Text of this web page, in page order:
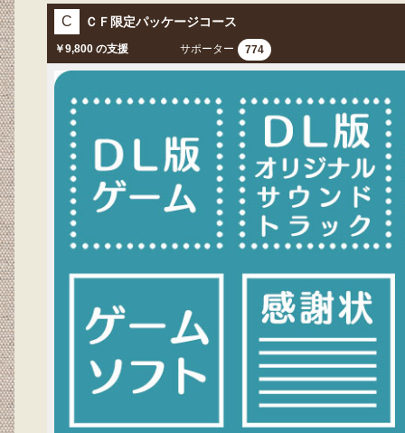
C ＣＦ限定パッケージコース
￥9,800 の支援 サポーター 774